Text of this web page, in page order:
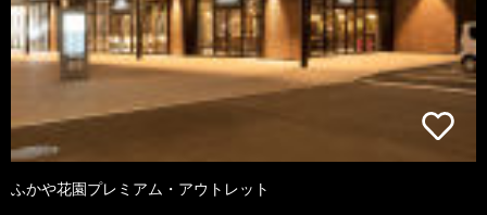
ふかや花園プレミアム・アウトレット